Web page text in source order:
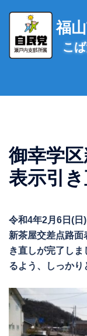
ス
福
こ
御幸学
表示引
令和4年2月6日(日
新茶屋交差点路面
き直しが完了し
るよう、しっかり